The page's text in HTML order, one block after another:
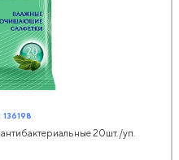
136198
20шт./уп.